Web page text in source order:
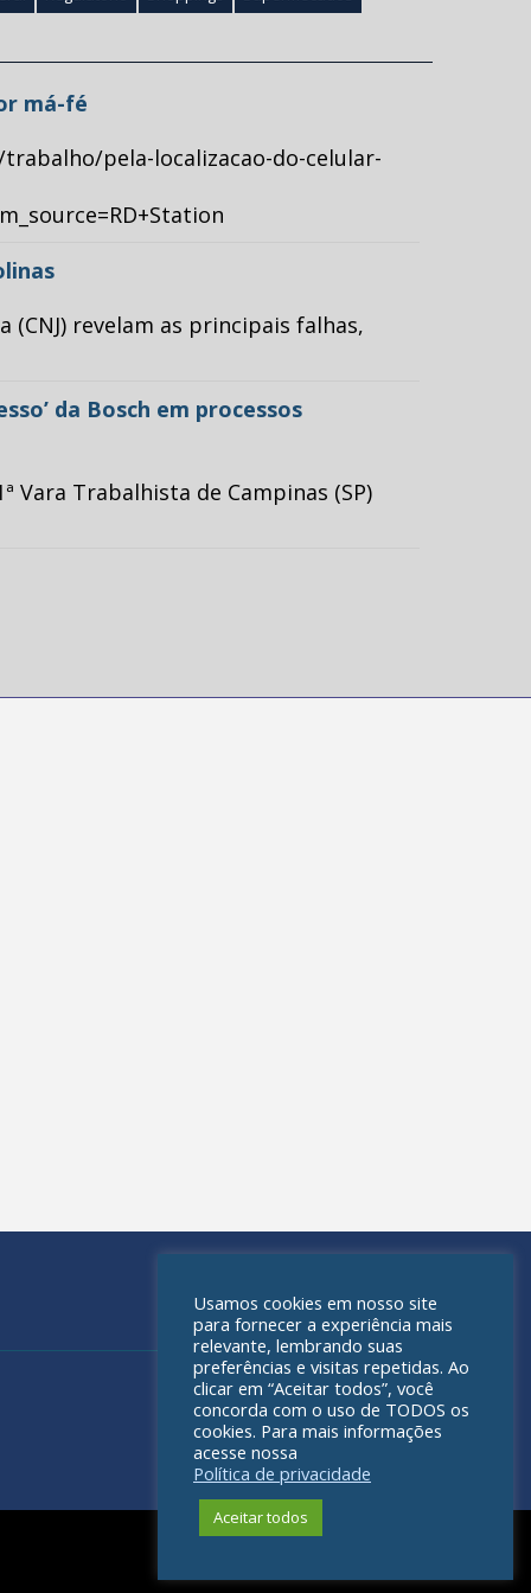
má-fé
pela-localizacao-do-celular-
revelam as principais falhas,
da Bosch em processos
Trabalhista de Campinas (SP)
Usamos cookies em nosso site
para fornecer a experiência mais
relevante, lembrando suas
preferências e visitas repetidas. Ao
clicar em “Aceitar todos”, você
concorda com o uso de TODOS os
cookies. Para mais informações
acesse nossa
Política de privacidade
Aceitar todos